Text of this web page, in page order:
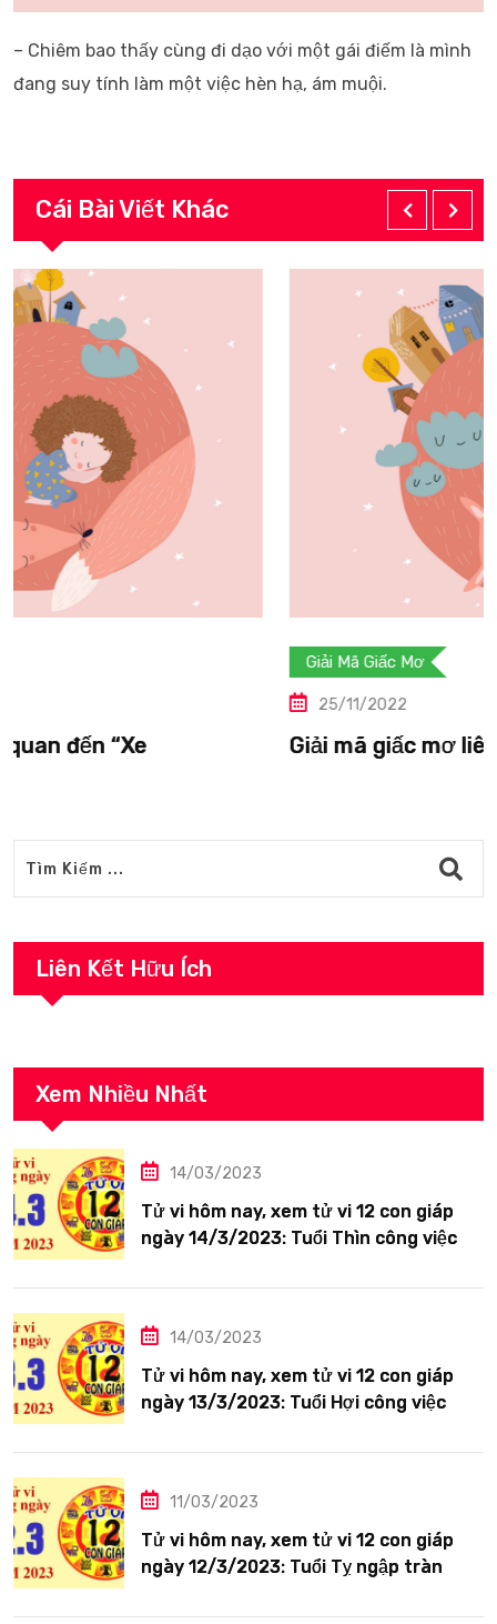
– Chiêm bao thấy cùng đi dạo với một gái điếm là mình
đang suy tính làm một việc hèn hạ, ám muội.
Cái Bài Viết Khác
Giải mã giấc mơ liên quan đến “Vượn”.
Liên Kết Hữu Ích
Xem Nhiều Nhất
14/03/2023
Tử vi hôm nay, xem tử vi 12 con giáp
ngày 14/3/2023: Tuổi Thìn công việc
14/03/2023
Tử vi hôm nay, xem tử vi 12 con giáp
ngày 13/3/2023: Tuổi Hợi công việc
11/03/2023
Tử vi hôm nay, xem tử vi 12 con giáp
ngày 12/3/2023: Tuổi Tỵ ngập tràn